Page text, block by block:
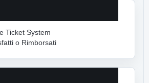
Ticket System
o Rimborsati